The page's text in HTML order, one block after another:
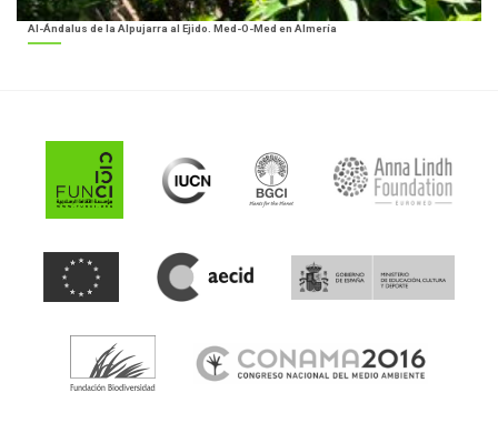
Al-Ándalus de la Alpujarra al Ejido. Med-O-Med en Almería